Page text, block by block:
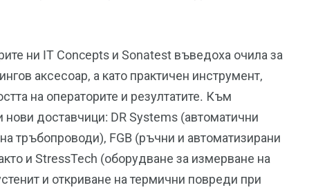
ни IT Concepts и Sonatest въведоха очила за
аксесоар, а като практичен инструмент,
на операторите и резултатите. Към
доставчици: DR Systems (автоматични
тръбопроводи), FGB (ръчни и автоматизирани
и StressTech (оборудване за измерване на
и откриване на термични повреди при